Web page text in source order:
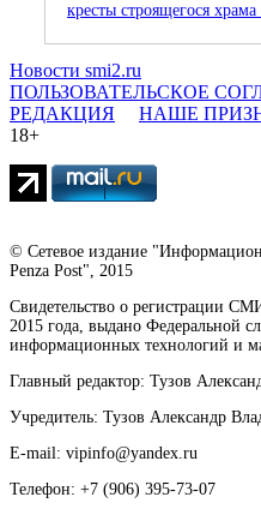
кресты строящегося
Новости smi2.ru
ПОЛЬЗОВАТЕЛЬСКОЕ
РЕДАКЦИЯ
НАШЕ
18+
© Сетевое издание
Penza Post", 2015
Свидетельство о регистрации
2015 года, выдано Федеральной
информационных технологий и
Главный редактор: Тузов
Учредитель: Тузов Александр
E-mail: vipinfo@yandex.ru
Телефон: +7 (906) 395-73-07